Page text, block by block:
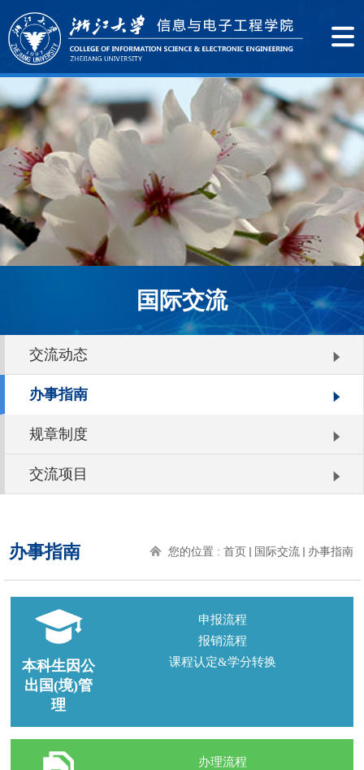
国际交流
交流动态
办事指南
规章制度
交流项目
办事指南 您的位置 : 首页 国际交流 办事指南
本科生因公
出国(境)管
理
申报流程
报销流程
课程认定&学分转换
办理流程